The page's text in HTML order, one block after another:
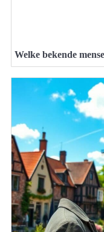
Welke bekende